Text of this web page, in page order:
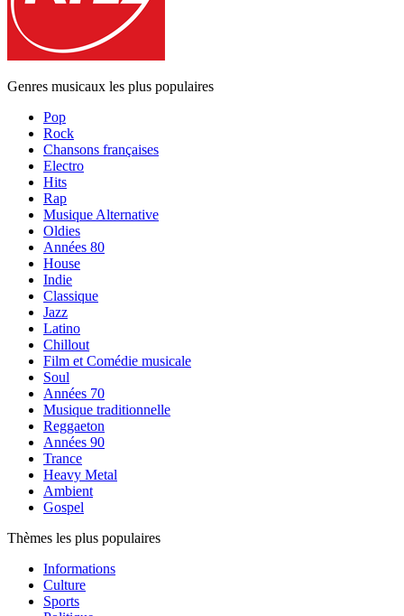
Genres musicaux les plus populaires
Pop
Rock
Chansons françaises
Electro
Hits
Rap
Musique Alternative
Oldies
Années 80
House
Indie
Classique
Jazz
Latino
Chillout
Film et Comédie musicale
Soul
Années 70
Musique traditionnelle
Reggaeton
Années 90
Trance
Heavy Metal
Ambient
Gospel
Thèmes les plus populaires
Informations
Culture
Sports